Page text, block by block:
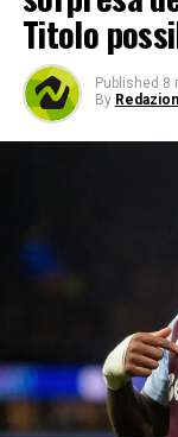
Titolo
Published 8
By